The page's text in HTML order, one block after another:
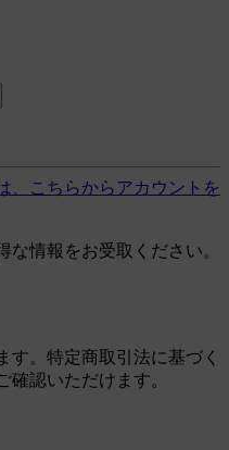
、こちらからアカウントを
情報をお受取ください。
す。特定商取引法に基づく
認いただけます。